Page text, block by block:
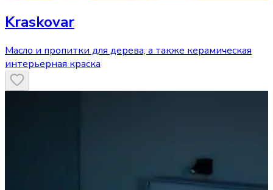
Kraskovar
Масло и пропитки для дерева, а также керамическая
интерьерная краска